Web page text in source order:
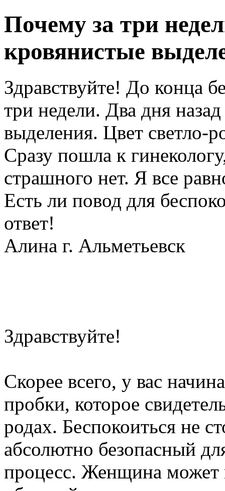
Почему за три
кровянистые
Здравствуйте! До конца
три недели. Два дня
выделения. Цвет светло-
Сразу пошла к
страшного нет. Я все
Есть ли повод для
ответ!
Алина г. Альметьевск
Здравствуйте!
Скорее всего, у вас
пробки, которое
родах. Беспокоиться не
абсолютно безопасный
процесс. Женщина может